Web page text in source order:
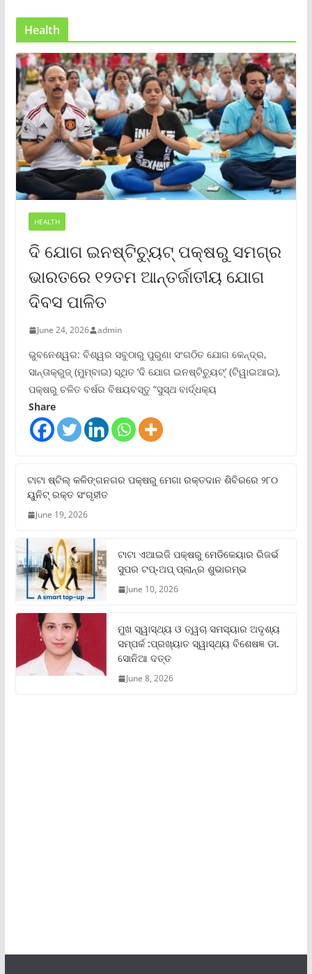
Health
HEALTH
ଦି ଯୋଗ ଇନଷ୍ଟିଚ୍ୟୁଟ୍ ପକ୍ଷରୁ ସମଗ୍ର
ଭାରତରେ ୧୨ତମ ଆନ୍ତର୍ଜାତୀୟ ଯୋଗ
ଦିବସ ପାଳିତ
June 24, 2026 admin
ଭୁବନେଶ୍ୱର: ବିଶ୍ୱର ସବୁଠାରୁ ପୁରୁଣା ସଂଗଠିତ ଯୋଗ କେନ୍ଦ୍ର,
ସାନ୍ତାକ୍ରୁଜ୍ (ମୁମ୍ବାଇ) ସ୍ଥିତ ‘ଦି ଯୋଗ ଇନଷ୍ଟିଚ୍ୟୁଟ୍‌’ (ଟିୱାଇଆଇ),
ପକ୍ଷରୁ ଚଳିତ ବର୍ଷର ବିଷୟବସ୍ତୁ “ସୁସ୍ଥ ବାର୍ଦ୍ଧକ୍ୟ
Share
ଟାଟା ଷ୍ଟିଲ୍‌ କଳିଙ୍ଗନଗର ପକ୍ଷରୁ ମେଗା ରକ୍ତଦାନ ଶିବିରରେ ୨୮୦
ୟୁନିଟ୍‌ ରକ୍ତ ସଂଗୃହୀତ
June 19, 2026
ଟାଟା ଏଆଇଜି ପକ୍ଷରୁ ମେଡିକେୟାର ରିଜର୍ଭ
ସୁପର ଟପ୍‌-ଅପ୍ ପ୍ଲାନ୍‌ର ଶୁଭାରମ୍ଭ
June 10, 2026
ମୁଖ ସ୍ୱାସ୍ଥ୍ୟ ଓ ତ୍ୱଚା ସମସ୍ୟାର ଅଦୃଶ୍ୟ
ସମ୍ପର୍କ :ପ୍ରଖ୍ୟାତ ସ୍ୱାସ୍ଥ୍ୟ ବିଶେଷଜ୍ଞ ଡା.
ସୋନିଆ ଦତ୍ତ
June 8, 2026